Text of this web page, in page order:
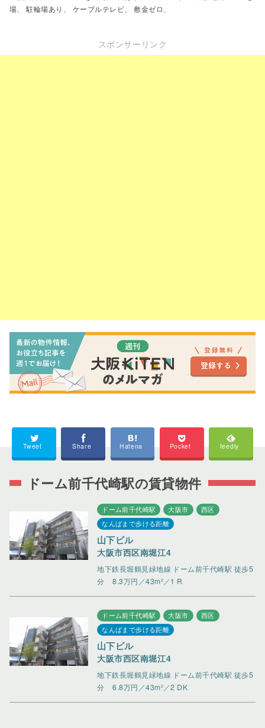
場、 駐輪場あり、 ケーブルテレビ、 敷金ゼロ、
スポンサーリンク
Tweet Share Hatena Pocket feedly
ドーム前千代崎駅の賃貸物件
ドーム前千代崎駅 大阪市
西区
なんばまで歩ける距離
山下ビル
大阪市西区南堀江4
地下鉄長堀鶴見緑地線 ドーム前千代崎駅 徒歩5
分
8.3万円／43m²／1 R
ドーム前千代崎駅 大阪市
西区
なんばまで歩ける距離
山下ビル
大阪市西区南堀江4
地下鉄長堀鶴見緑地線 ドーム前千代崎駅 徒歩5
分
6.8万円／43m²／2 DK